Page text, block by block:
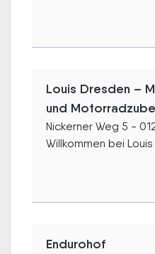
Louis Dresden –
und
Nickerner Weg 5 -
Willkommen bei Louis
Endurohof